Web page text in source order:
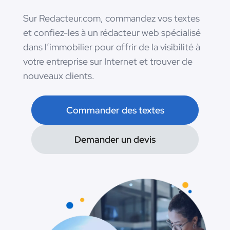
Sur Redacteur.com, commandez vos textes
et confiez-les à un rédacteur web spécialisé
dans l’immobilier pour offrir de la visibilité à
votre entreprise sur Internet et trouver de
nouveaux clients.
Commander des textes
Demander un devis